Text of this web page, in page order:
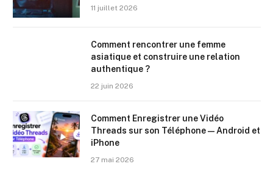
11 juillet 2026
Comment rencontrer une femme
asiatique et construire une relation
authentique ?
22 juin 2026
Comment Enregistrer une Vidéo
Threads sur son Téléphone — Android et
iPhone
27 mai 2026